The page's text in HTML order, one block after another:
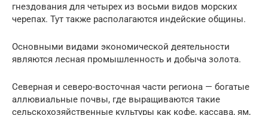
гнездования для четырех из восьми видов морских
черепах. Тут также располагаются индейские общины.
Основными видами экономической деятельности
являются лесная промышленность и добыча золота.
Северная и северо-восточная части региона — богатые
аллювиальные почвы, где выращиваются такие
сельскохозяйственные культуры как кофе, кассава, ям,